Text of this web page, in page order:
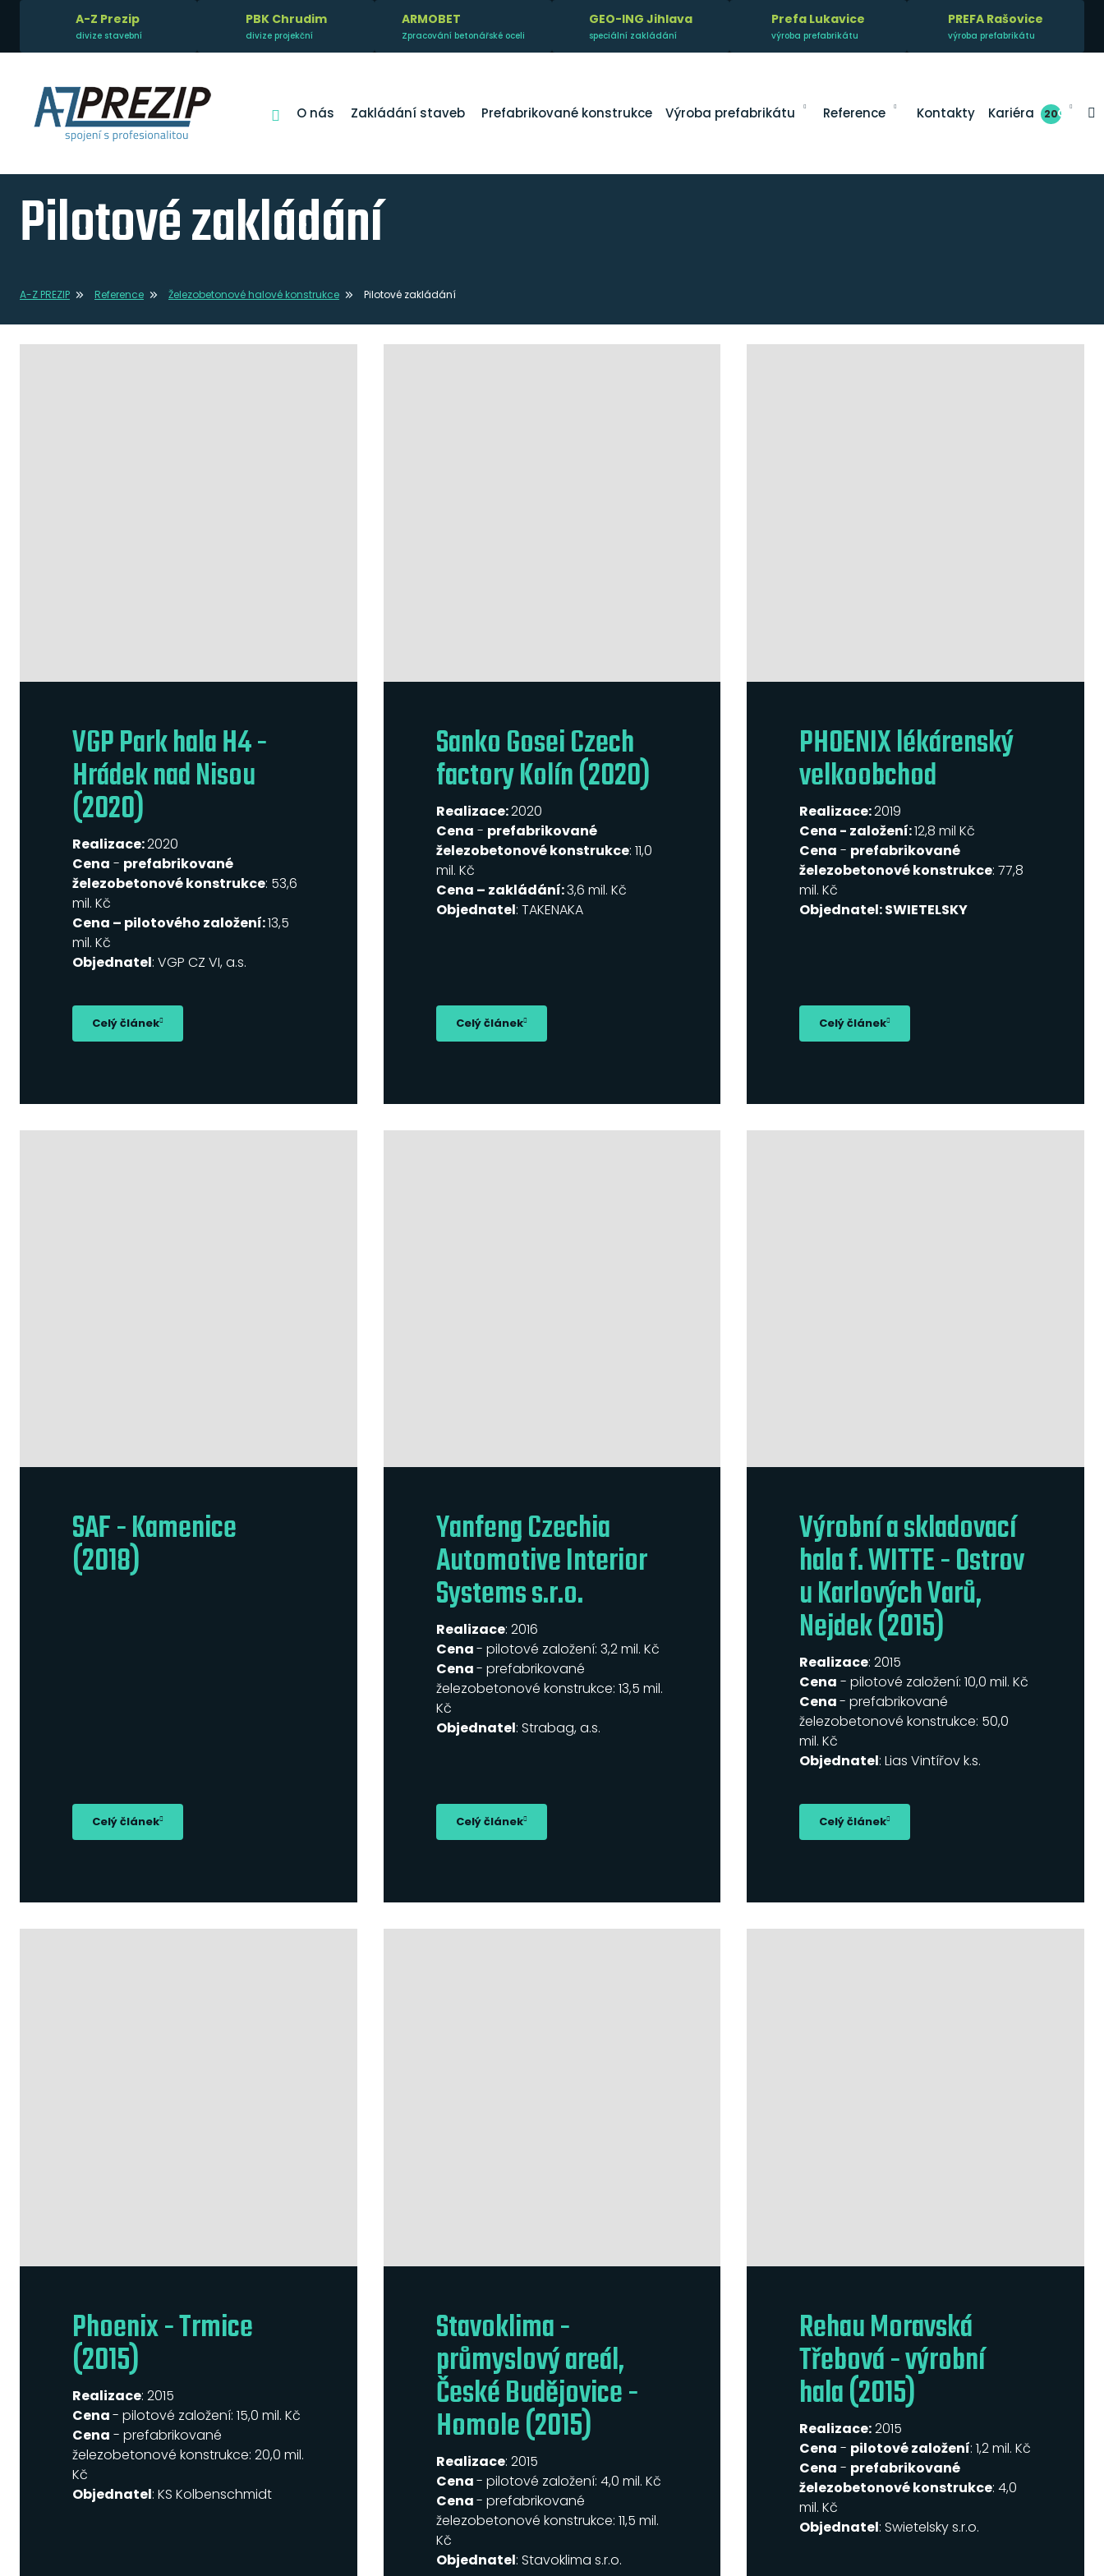
A-Z Prezip
divize stavební
PBK Chrudim
divize projekční
ARMOBET
Zpracování betonářské oceli
GEO-ING Jihlava
speciální zakládání
Prefa Lukavice
výroba prefabrikátu
PREFA Rašovice
výroba prefabrikátu
O nás Zakládání staveb Prefabrikované konstrukce Výroba prefabrikátu Reference Kontakty Kariéra 20
Pilotové zakládání
A-Z PREZIP Reference Železobetonové halové konstrukce Pilotové zakládání
VGP Park hala H4 -
Hrádek nad Nisou
(2020)
Realizace:2020
Cena - prefabrikované
železobetonové konstrukce: 53,6
mil. Kč
Cena – pilotového založení:13,5
mil. Kč
Objednatel: VGP CZ VI, a.s.
Celý článek
Sanko Gosei Czech
factory Kolín (2020)
Realizace:2020
Cena - prefabrikované
železobetonové konstrukce: 11,0
mil. Kč
Cena – zakládání:3,6 mil. Kč
Objednatel: TAKENAKA
Celý článek
PHOENIX lékárenský
velkoobchod
Realizace:2019
Cena - založení:12,8 mil Kč
Cena - prefabrikované
železobetonové konstrukce: 77,8
mil. Kč
Objednatel: SWIETELSKY
Celý článek
SAF - Kamenice
(2018)
Celý článek
Yanfeng Czechia
Automotive Interior
Systems s.r.o.
Realizace: 2016
Cena- pilotové založení: 3,2 mil. Kč
Cena- prefabrikované
železobetonové konstrukce: 13,5 mil.
Kč
Objednatel: Strabag, a.s.
Celý článek
Výrobní a skladovací
hala f. WITTE - Ostrov
u Karlových Varů,
Nejdek (2015)
Realizace: 2015
Cena - pilotové založení: 10,0 mil. Kč
Cena- prefabrikované
železobetonové konstrukce: 50,0
mil. Kč
Objednatel: Lias Vintířov k.s.
Celý článek
Phoenix - Trmice
(2015)
Realizace: 2015
Cena- pilotové založení: 15,0 mil. Kč
Cena - prefabrikované
železobetonové konstrukce: 20,0 mil.
Kč
Objednatel: KS Kolbenschmidt
Stavoklima -
průmyslový areál,
České Budějovice -
Homole (2015)
Realizace: 2015
Cena- pilotové založení: 4,0 mil. Kč
Cena- prefabrikované
železobetonové konstrukce: 11,5 mil.
Kč
Objednatel: Stavoklima s.r.o.
Rehau Moravská
Třebová - výrobní
hala (2015)
Realizace:2015
Cena - pilotové založení: 1,2 mil. Kč
Cena - prefabrikované
železobetonové konstrukce: 4,0
mil. Kč
Objednatel: Swietelsky s.r.o.